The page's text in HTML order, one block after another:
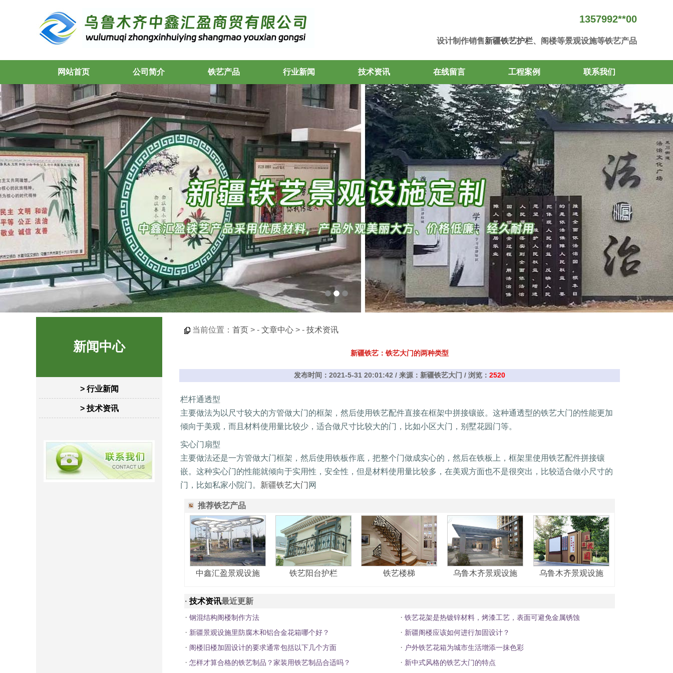
1357992**00
设计制作销售新疆铁艺护栏、阁楼等景观设施等铁艺产品
网站首页 公司简介 铁艺产品 行业新闻 技术资讯 在线留言 工程案例 联系我们
新闻中心
> 行业新闻
> 技术资讯
当前位置： 首页 > - 文章中心 > - 技术资讯
新疆铁艺：铁艺大门的两种类型
发布时间：2021-5-31 20:01:42 / 来源：新疆铁艺大门 / 浏览： 2520
栏杆通透型
主要做法为以尺寸较大的方管做大门的框架，然后使用铁艺配件直接在框架中拼接镶嵌。这种通透型的铁艺大门的性能更加
倾向于美观，而且材料使用量比较少，适合做尺寸比较大的门，比如小区大门，别墅花园门等。
实心门扇型
主要做法还是一方管做大门框架，然后使用铁板作底，把整个门做成实心的，然后在铁板上，框架里使用铁艺配件拼接镶
嵌。这种实心门的性能就倾向于实用性，安全性，但是材料使用量比较多，在美观方面也不是很突出，比较适合做小尺寸的
门，比如私家小院门。 新疆铁艺大门 网
推荐铁艺产品
中鑫汇盈景观设施 铁艺阳台护栏 铁艺楼梯 乌鲁木齐景观设施 乌鲁木齐景观设施
· 技术资讯最近更新
· 钢混结构阁楼制作方法 · 铁艺花架是热镀锌材料，烤漆工艺，表面可避免金属锈蚀
· 新疆景观设施里防腐木和铝合金花箱哪个好？ · 新疆阁楼应该如何进行加固设计？
· 阁楼旧楼加固设计的要求通常包括以下几个方面 · 户外铁艺花箱为城市生活增添一抹色彩
· 怎样才算合格的铁艺制品？家装用铁艺制品合适吗？ · 新中式风格的铁艺大门的特点